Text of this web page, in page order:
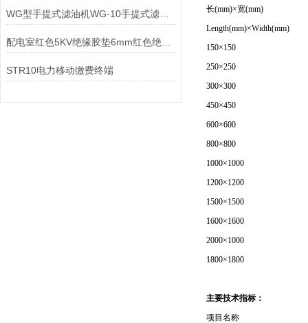
WG型手提式滤油机WG-10手提式滤油机
STR10电力移动缴费终端
长(mm)×宽(mm)
Length(mm)×Width(mm)
150×150
250×250
300×300
450×450
600×600
800×800
1000×1000
1200×1200
1500×1500
1600×1600
2000×1000
1800×1800
主要技术指标：
项目名称